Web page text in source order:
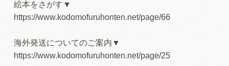
絵本をさがす▼
https://www.kodomofuruhonten.net/page/66
海外発送についてのご案内▼
https://www.kodomofuruhonten.net/page/25